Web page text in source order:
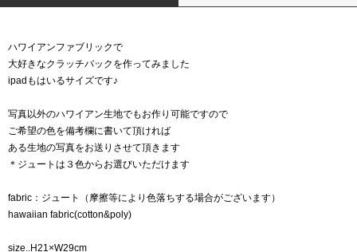
ハワイアンファブリックで
大好きなクラッチバックを作ってみました
ipadもはいるサイズです♪
写真以外のハワイアン生地でもお作り可能ですので
ご希望の色を備考欄に書いて頂ければ
ある生地の写真をお送りさせて頂きます
＊ジュートは３色からお選びいただけます
fabric：ジュート（摩擦等により色落ちする場合がございます）
hawaiian fabric(cotton&poly)
size..H21×W29cm